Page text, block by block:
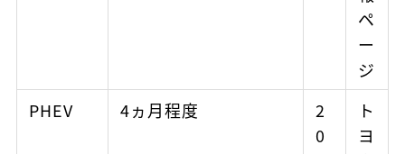
ペ
ー
ジ
PHEV
4ヵ月程度
2
0
ト
ヨ